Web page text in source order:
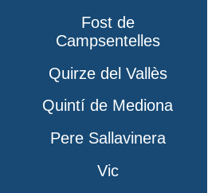
Fost de
Campsentelles
Quirze del Vallès
Quintí de Mediona
Pere Sallavinera
Vic